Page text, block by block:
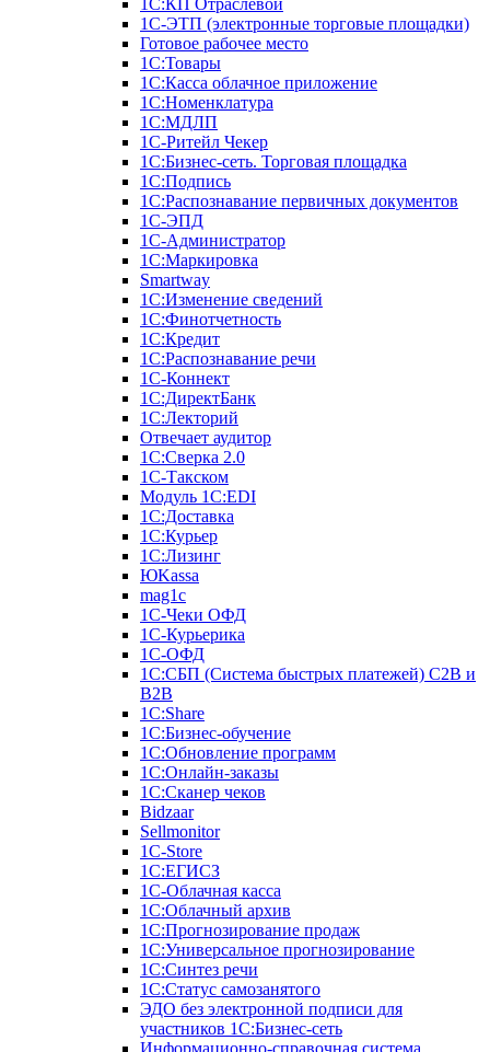
1С:КП Отраслевой
1С-ЭТП (электронные торговые площадки)
Готовое рабочее место
1С:Товары
1С:Касса облачное приложение
1С:Номенклатура
1С:МДЛП
1C-Ритейл Чекер
1C:Бизнес-сеть. Торговая площадка
1С:Подпись
1С:Распознавание первичных документов
1С-ЭПД
1С-Администратор
1С:Маркировка
Smartway
1С:Изменение сведений
1С:Финотчетность
1С:Кредит
1С:Распознавание речи
1С-Коннект
1С:ДиректБанк
1С:Лекторий
Отвечает аудитор
1С:Сверка 2.0
1С-Такском
Модуль 1C:EDI
1С:Доставка
1С:Курьер
1С:Лизинг
ЮKassa
mag1c
1С-Чеки ОФД
1С-Курьерика
1С-ОФД
1С:СБП (Система быстрых платежей) C2B и
B2B
1С:Share
1С:Бизнес-обучение
1С:Обновление программ
1С:Онлайн-заказы
1С:Сканер чеков
Bidzaar
Sellmonitor
1C-Store
1С:ЕГИСЗ
1С-Облачная касса
1С:Облачный архив
1С:Прогнозирование продаж
1С:Универсальное прогнозирование
1С:Синтез речи
1С:Статус самозанятого
ЭДО без электронной подписи для
участников 1С:Бизнес-сеть
Информационно-справочная система